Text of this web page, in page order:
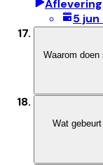
Aflevering
5 jun
Waarom
Wat